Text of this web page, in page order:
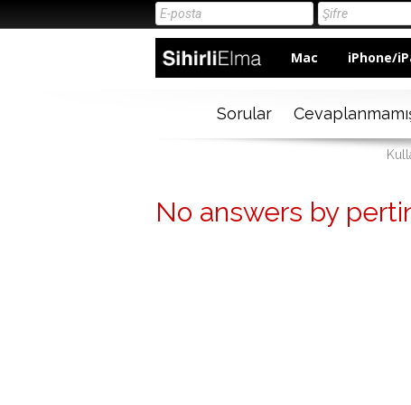
Mac iPhone/
Sorular
No answers by